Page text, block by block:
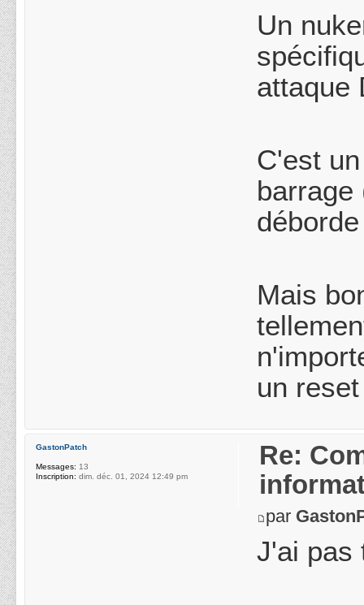
Un
attaque
C'est
barrage
Mais
un
Re:
par
J'ai pas
GastonPatch
Messages: 13
Inscription: dim. déc. 01, 2024 12:49 pm